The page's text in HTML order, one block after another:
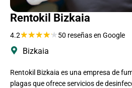
Rentokil Bizkaia
4.2★★★★★ 50 reseñas en Google
Bizkaia
Rentokil Bizkaia es una empresa de
plagas que ofrece servicios de